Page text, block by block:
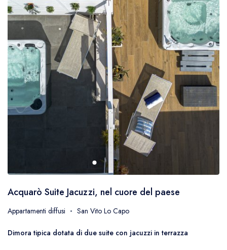
Acquarò Suite Jacuzzi, nel cuore del paese
Appartamenti diffusi San Vito Lo Capo
Dimora tipica dotata di due suite con jacuzzi in terrazza